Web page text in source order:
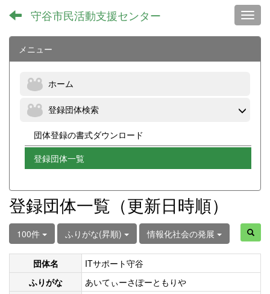
守谷市民活動支援センター
メニュー
ホーム
登録団体検索
団体登録の書式ダウンロード
登録団体一覧
登録団体一覧（更新日時順）
100件 ふりがな(昇順) 情報化社会の発展
団体名
ITサポート守谷
ふりがな
あいてぃーさぽーともりや